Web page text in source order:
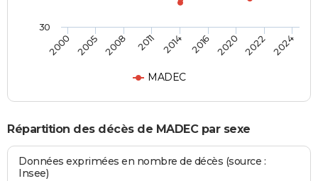
MADEC
2000 2005 2008 2011 2014 2016 2020 2022 2024
30
Répartition des décès de MADEC par sexe
Données exprimées en nombre de décès (source :
Insee)